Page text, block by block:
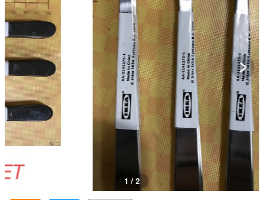
1 / 2